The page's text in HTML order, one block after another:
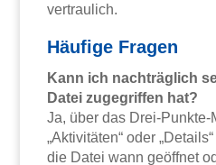
vertraulich.
Häufige Fragen
Kann ich nachträglich
Datei zugegriffen hat?
Ja, über das Drei-Punkte-
„Aktivitäten“ oder
die Datei wann geöffnet